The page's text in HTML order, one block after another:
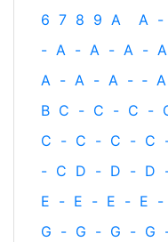
6 7 8 9 A A -
- A - A - A - A
A - A - A - ‐ A
B C - C - C -
C - C - C - C
- C D - D - D
E - E - E - E -
G - G - G - G